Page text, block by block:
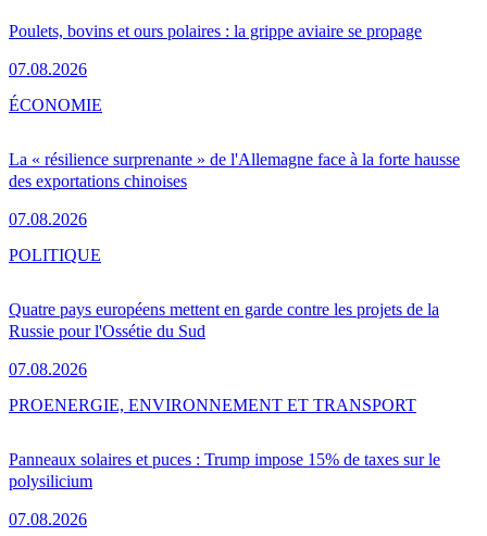
Poulets, bovins et ours polaires : la grippe aviaire se propage
07.08.2026
La « résilience surprenante » de l'Allemagne face à la forte hausse
des exportations chinoises
07.08.2026
ÉCONOMIE
Quatre pays européens mettent en garde contre les projets de la
Russie pour l'Ossétie du Sud
07.08.2026
POLITIQUE
Panneaux solaires et puces : Trump impose 15% de taxes sur le
polysilicium
07.08.2026
PROENERGIE, ENVIRONNEMENT ET TRANSPORT